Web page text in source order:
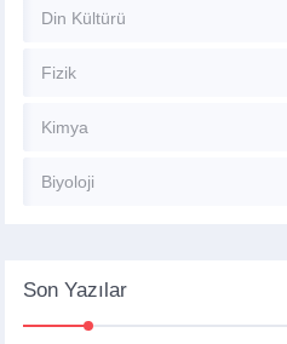
Din Kültürü
Fizik
Kimya
Biyoloji
Son Yazılar